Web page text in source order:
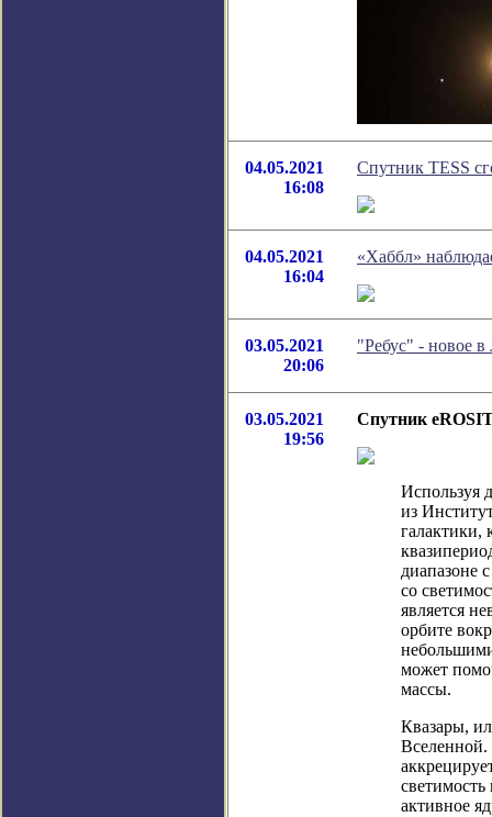
04.05.2021
16:08
Спутник TESS
04.05.2021
16:04
«Хаббл»
03.05.2021
20:06
"Ребус" - новое
03.05.2021
19:56
Спутник
Используя
из
галактики,
диапазоне
со
является
орбите
может
массы.
Квазары,
Вселенной.
активное